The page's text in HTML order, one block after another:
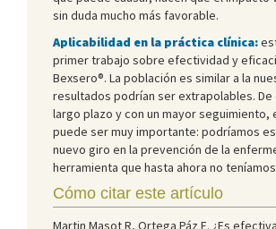
sin duda mucho más favorable.
Aplicabilidad en la práctica clínica:
primer trabajo sobre efectividad y
Bexsero®. La población es similar a la
resultados podrían ser extrapolables. De
largo plazo y con un mayor seguimiento,
puede ser muy importante: podríamos
nuevo giro en la prevención de la
herramienta que hasta ahora no
Cómo citar este artículo
Martin Masot R, Ortega Páz E. ¿Es